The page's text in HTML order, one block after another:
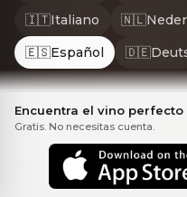
🇮🇹Italiano 🇳🇱
🇪🇸Español 🇩🇪
© 2026 Gastrona. Todos los
Encuentra el vino
Gratis. No necesitas cuenta.